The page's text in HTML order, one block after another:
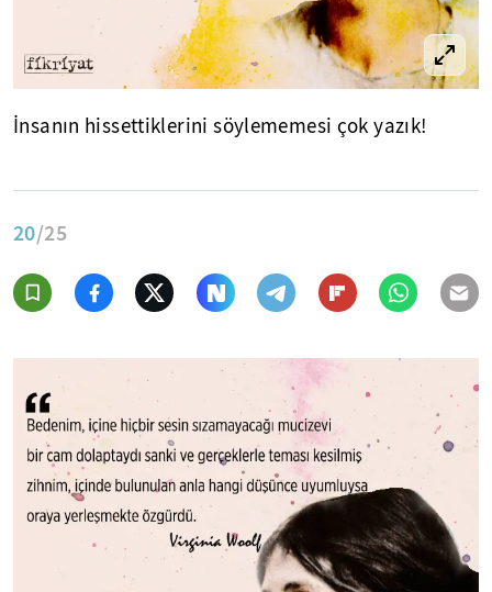
İnsanın hissettiklerini söylememesi çok yazık!
20/25